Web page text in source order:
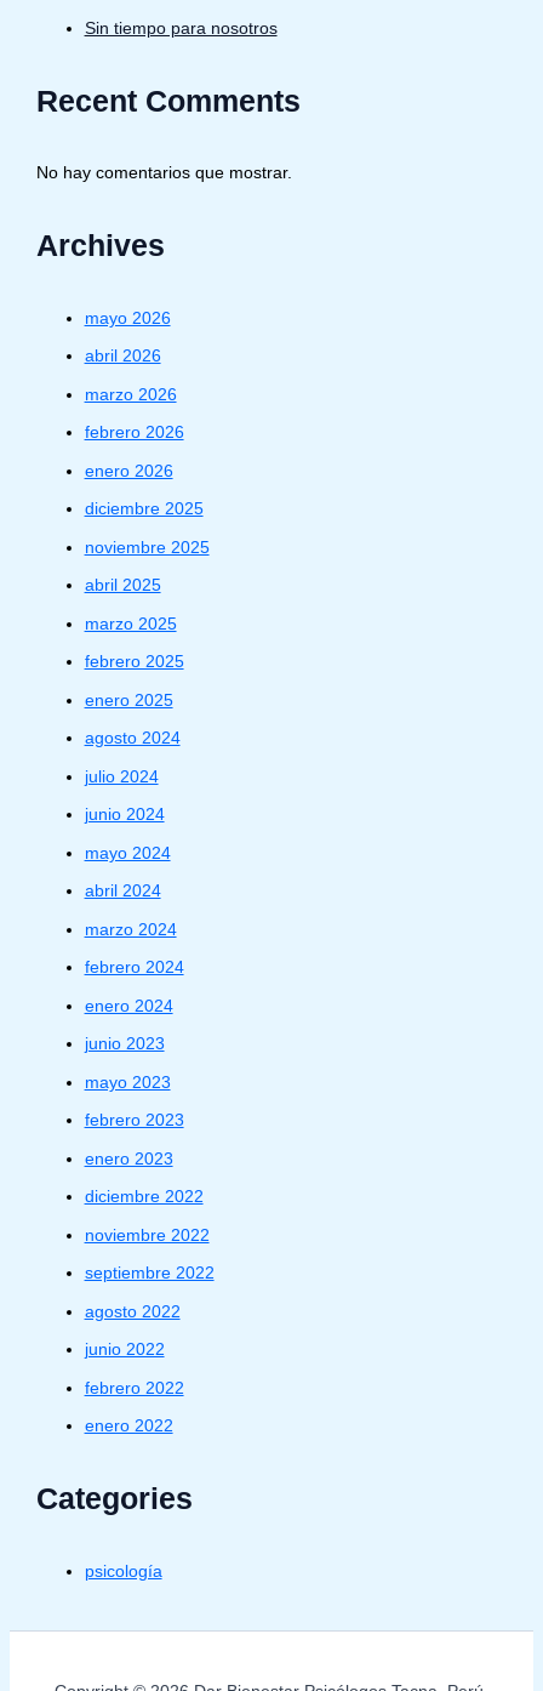
Sin tiempo para nosotros
Recent Comments
No hay comentarios que mostrar.
Archives
mayo 2026
abril 2026
marzo 2026
febrero 2026
enero 2026
diciembre 2025
noviembre 2025
abril 2025
marzo 2025
febrero 2025
enero 2025
agosto 2024
julio 2024
junio 2024
mayo 2024
abril 2024
marzo 2024
febrero 2024
enero 2024
junio 2023
mayo 2023
febrero 2023
enero 2023
diciembre 2022
noviembre 2022
septiembre 2022
agosto 2022
junio 2022
febrero 2022
enero 2022
Categories
psicología